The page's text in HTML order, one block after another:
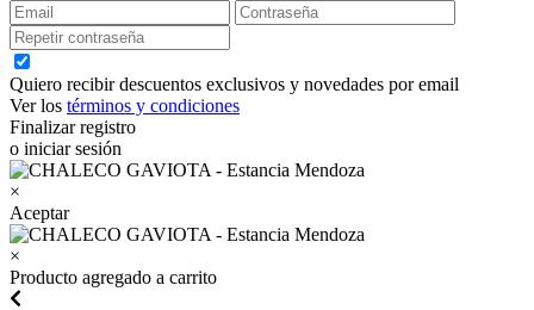
Quiero recibir descuentos exclusivos y novedades por email
Ver los términos y condiciones
Finalizar registro
o iniciar sesión
×
Aceptar
×
Producto agregado a carrito